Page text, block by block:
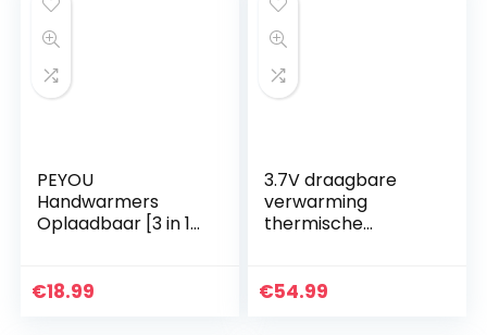
PEYOU
Handwarmers
Oplaadbaar [3 in 1],
herbruikbare
€18.99
3.7V draagbare
verwarming
thermische
elektrische batterij
€54.99